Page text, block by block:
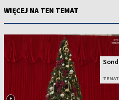
WIĘCEJ NA TEN TEMAT